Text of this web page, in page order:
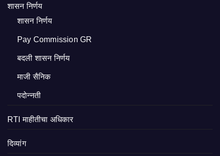
शासन निर्णय
शासन निर्णय
Pay Commission GR
बदली शासन निर्णय
माजी सैनिक
पदोन्नती
RTI माहीतीचा अधिकार
दिव्यांग